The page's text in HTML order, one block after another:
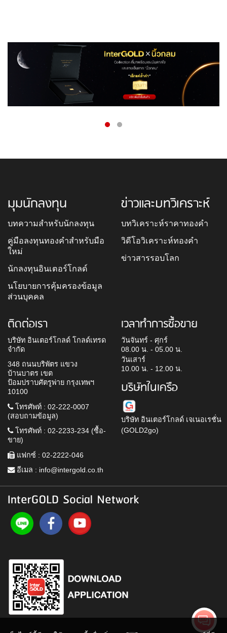
มุมนักลงทุน
บทความสำหรับนักลงทุน
คู่มือลงทุนทองคำสำหรับมือ
ใหม่
นักลงทุนอินเตอร์โกลด์
นโยบายการคุ้มครองข้อมูล
ส่วนบุคคล
ข่าวและบทวิเคราะห์
บทวิเคราะห์ราคาทองคำ
วิดีโอวิเคราะห์ทองคำ
ข่าวสารรอบโลก
ติดต่อเรา
บริษัท อินเตอร์โกลด์ โกลด์เทรด
จำกัด
348 ถนนบริพัตร แขวง
บ้านบาตร เขต
ป้อมปราบศัตรูพ่าย กรุงเทพฯ
10100
โทรศัพท์ : 02-222-0007
(สอบถามข้อมูล)
โทรศัพท์ : 02-2233-234 (ซื้อ-
ขาย)
แฟกซ์ : 02-2222-046
อีเมล : info@intergold.co.th
เวลาทำการซื้อขาย
วันจันทร์ - ศุกร์
08.00 น. - 05.00 น.
วันเสาร์
10.00 น. - 12.00 น.
บริษัทในเครือ
บริษัท อินเตอร์โกลด์ เจเนอเรชั่น
(GOLD2go)
InterGOLD Social Network